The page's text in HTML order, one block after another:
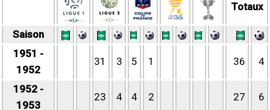
Totaux
Saison
1951 -
1952
31 3 5 1 36 4
1952 -
1953
23 4 4 2 27 6